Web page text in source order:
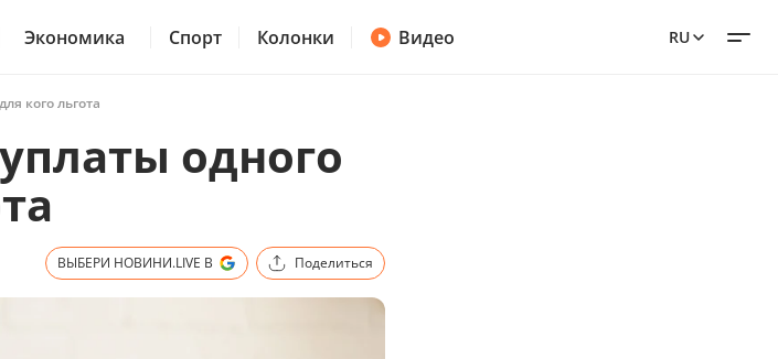
Экономика Спорт Колонки Видео RU
кого льгота
одного
ВЫБЕРИ НОВИНИ.LIVE В Поделиться